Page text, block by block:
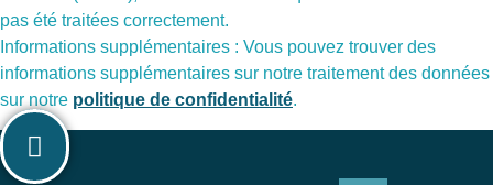
pas été traitées correctement.
Informations supplémentaires : Vous pouvez trouver des
informations supplémentaires sur notre traitement des données
sur notre politique de confidentialité.